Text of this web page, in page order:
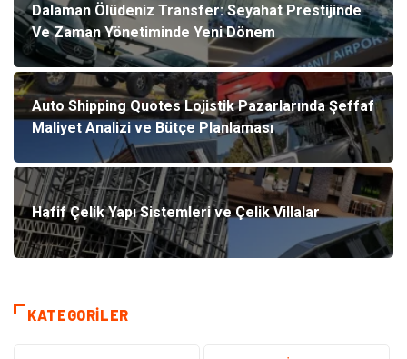
Dalaman Ölüdeniz Transfer: Seyahat Prestijinde
Ve Zaman Yönetiminde Yeni Dönem
Auto Shipping Quotes Lojistik Pazarlarında Şeffaf
Maliyet Analizi ve Bütçe Planlaması
Hafif Çelik Yapı Sistemleri ve Çelik Villalar
KATEGORILER